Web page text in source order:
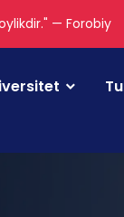
— Forobiy